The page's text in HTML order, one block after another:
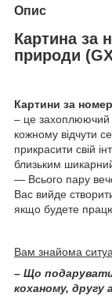
Опис
Картина за
природи
Картини за
– це захоплюючий
кожному відчути
прикрасити свій
близьким
— Всього пару
Вас вийде
якщо будете
Вам знайома
– Що подарувати
коханому, другу